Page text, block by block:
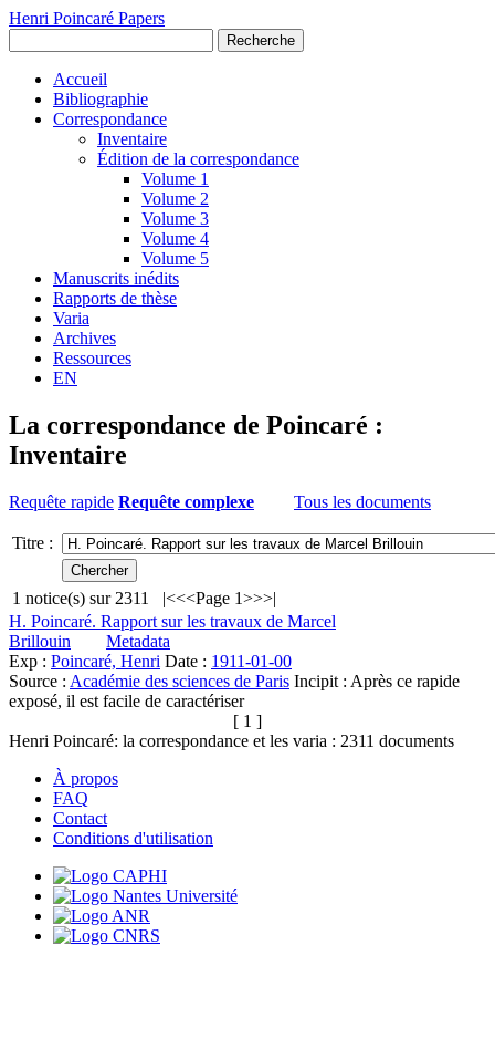
Henri Poincaré Papers
Recherche
Accueil
Bibliographie
Correspondance
Inventaire
Édition de la correspondance
Volume 1
Volume 2
Volume 3
Volume 4
Volume 5
Manuscrits inédits
Rapports de thèse
Varia
Archives
Ressources
EN
La correspondance de Poincaré :
Inventaire
Requête rapide Requête complexe Tous les documents
Titre :
1 notice(s) sur 2311 |<<<Page 1>>>|
H. Poincaré. Rapport sur les travaux de Marcel
Brillouin
Metadata
Exp : Poincaré, Henri Date : 1911-01-00
Source : Académie des sciences de Paris Incipit : Après ce rapide
exposé, il est facile de caractériser
[ 1 ]
Henri Poincaré: la correspondance et les varia : 2311 documents
À propos
FAQ
Contact
Conditions d'utilisation